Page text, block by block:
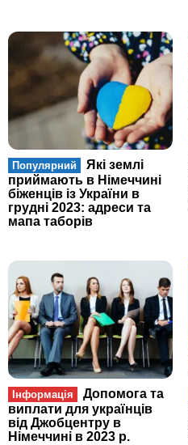
Популярний
Які землі
приймають в Німеччині
біженців із України в
грудні 2023: адреси та
мапа таборів
Інформація
Допомога та
виплати для українців
від Джобцентру в
Німеччині в 2023 р.